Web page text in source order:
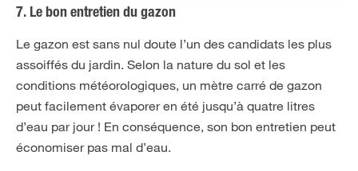
7. Le bon entretien du gazon
Le gazon est sans nul doute l’un des candidats les plus
assoiffés du jardin. Selon la nature du sol et les
conditions météorologiques, un mètre carré de gazon
peut facilement évaporer en été jusqu’à quatre litres
d’eau par jour ! En conséquence, son bon entretien peut
économiser pas mal d’eau.